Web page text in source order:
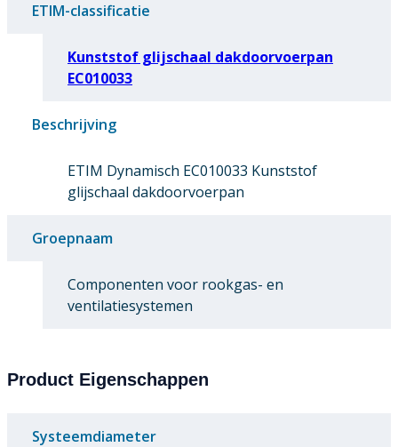
ETIM-classificatie
Kunststof glijschaal dakdoorvoerpan
EC010033
Beschrijving
ETIM Dynamisch EC010033 Kunststof
glijschaal dakdoorvoerpan
Groepnaam
Componenten voor rookgas- en
ventilatiesystemen
Product Eigenschappen
Systeemdiameter